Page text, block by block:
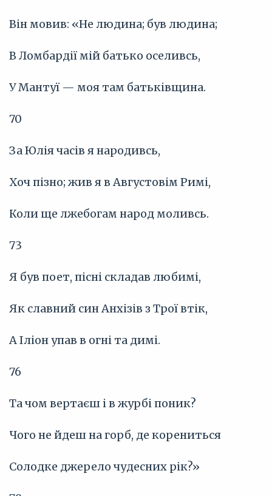
Він мовив: «Не людина; був людина;
В Ломбардії мій батько оселивсь,
У Мантуї — моя там батьківщина.
70
За Юлія часів я народивсь,
Хоч пізно; жив я в Августовім Римі,
Коли ще лжебогам народ моливсь.
73
Я був поет, пісні складав любимі,
Як славний син Анхізів з Трої втік,
А Іліон упав в огні та димі.
76
Та чом вертаєш і в журбі поник?
Чого не йдеш на горб, де корениться
Солодке джерело чудесних рік?»